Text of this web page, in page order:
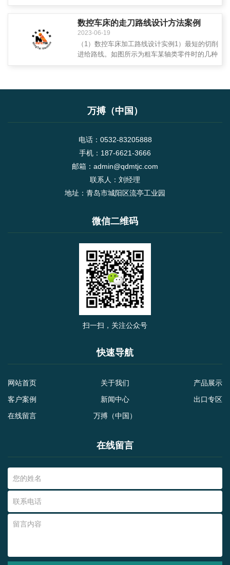
主要区别。加工中心与同类数控机床相比，结构
较复杂，控制系统功能较多。加工中心最少有三
个运动坐标，多的达直几个；其控制功能最少可
实现三...
数控车床的走刀路线设计方法案例
2023-06-19
（1）数控车床加工路线设计实例1）最短的切削
进给路线。如图所示为粗车某轴类零件时的几种
形循环功能而安排的矩形进给路线，对着三种切
削进给...
万搏（中国）
电话：0532-83205888
手机：187-6621-3666
邮箱：admin@qdmtjc.com
联系人：刘经理
地址：青岛市城阳区流亭工业园
微信二维码
扫一扫，关注公众号
快速导航
网站首页 关于我们
产品展示
客户案例
新闻中心
出口专区
在线留言
万搏（中国）
在线留言